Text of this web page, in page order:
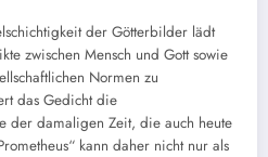
der Götterbilder lädt
zwischen Mensch und Gott sowie
Normen zu
das Gedicht die
der damaligen Zeit, die auch heute
kann daher nicht nur als